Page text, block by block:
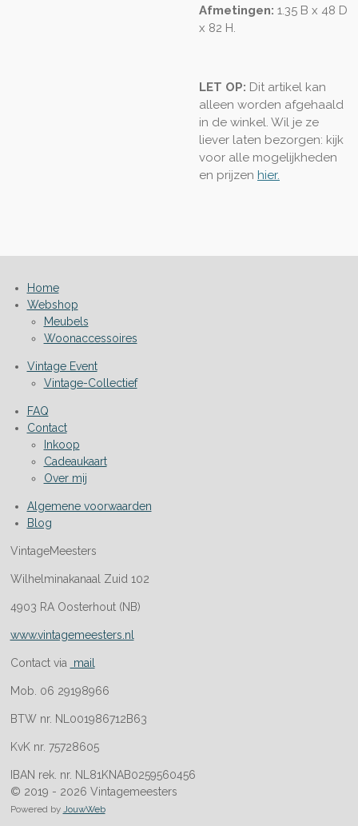
Afmetingen: 1.35 B x 48 D
x 82 H.
LET OP: Dit artikel kan
alleen worden afgehaald
in de winkel. Wil je ze
liever laten bezorgen: kijk
voor alle mogelijkheden
en prijzen hier.
Home
Webshop
Meubels
Woonaccessoires
Vintage Event
Vintage-Collectief
FAQ
Contact
Inkoop
Cadeaukaart
Over mij
Algemene voorwaarden
Blog
VintageMeesters
Wilhelminakanaal Zuid 102
4903 RA Oosterhout (NB)
www.vintagemeesters.nl
Contact via mail
Mob. 06 29198966
BTW nr. NL001986712B63
KvK nr. 75728605
IBAN rek. nr. NL81KNAB0259560456
© 2019 - 2026 Vintagemeesters
Powered by JouwWeb